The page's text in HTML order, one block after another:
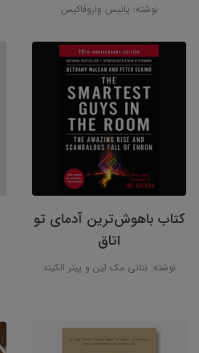
نوشته: یانیس واروفاکیس
کتاب باهوش‌ترین آدمای تو
اتاق
نوشته: بتانی مک لین و پیتر الکیند